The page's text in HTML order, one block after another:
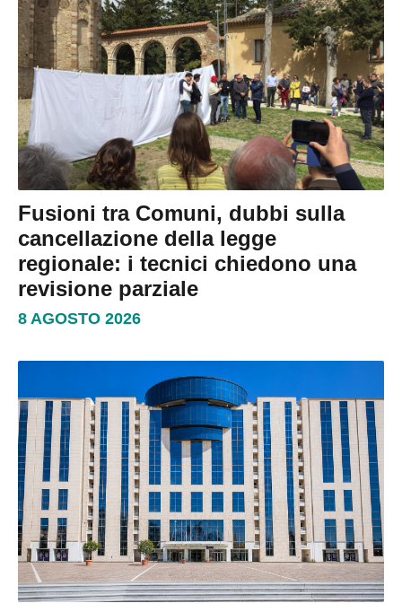
Fusioni tra Comuni, dubbi sulla
cancellazione della legge
regionale: i tecnici chiedono una
revisione parziale
8 AGOSTO 2026